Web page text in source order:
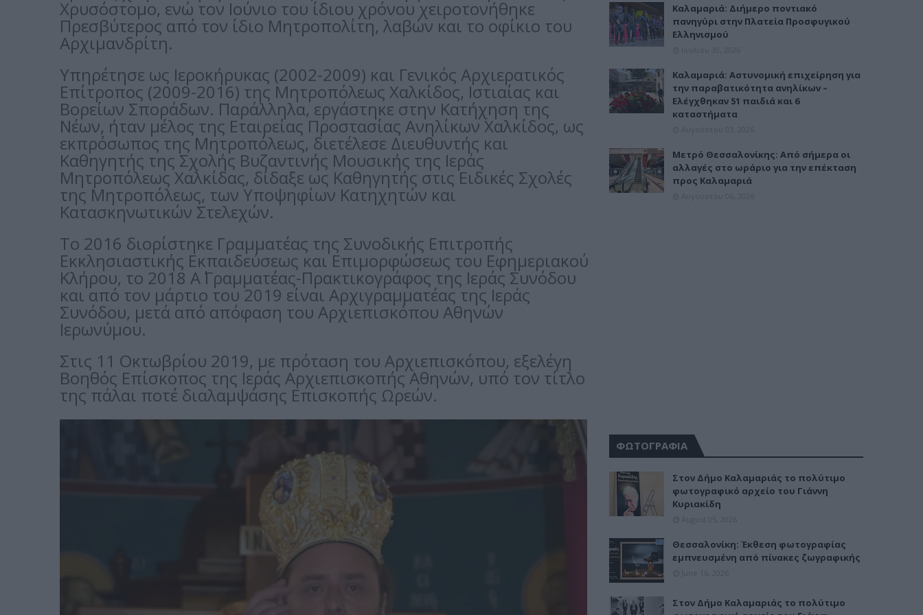
Χρυσόστομο, ενώ τον Ιούνιο του ίδιου χρόνου χειροτονήθηκε
Πρεσβύτερος από τον ίδιο Μητροπολίτη, λαβών και το οφίκιο του
Αρχιμανδρίτη.
Υπηρέτησε ως Ιεροκήρυκας (2002-2009) και Γενικός Αρχιερατικός
Επίτροπος (2009-2016) της Μητροπόλεως Χαλκίδος, Ιστιαίας και
Βορείων Σποράδων. Παράλληλα, εργάστηκε στην Κατήχηση της
Νέων, ήταν μέλος της Εταιρείας Προστασίας Ανηλίκων Χαλκίδος, ως
εκπρόσωπος της Μητροπόλεως, διετέλεσε Διευθυντής και
Καθηγητής της Σχολής Βυζαντινής Μουσικής της Ιεράς
Μητροπόλεως Χαλκίδας, δίδαξε ως Καθηγητής στις Ειδικές Σχολές
της Μητροπόλεως, των Υποψηφίων Κατηχητών και
Κατασκηνωτικών Στελεχών.
Το 2016 διορίστηκε Γραμματέας της Συνοδικής Επιτροπής
Εκκλησιαστικής Εκπαιδεύσεως και Επιμορφώσεως του Εφημεριακού
Κλήρου, το 2018 Α΄ Γραμματέας-Πρακτικογράφος της Ιεράς Συνόδου
και από τον μάρτιο του 2019 είναι Αρχιγραμματέας της Ιεράς
Συνόδου, μετά από απόφαση του Αρχιεπισκόπου Αθηνών
Ιερωνύμου.
Στις 11 Οκτωβρίου 2019, με πρόταση του Αρχιεπισκόπου, εξελέγη
Βοηθός Επίσκοπος της Ιεράς Αρχιεπισκοπής Αθηνών, υπό τον τίτλο
της πάλαι ποτέ διαλαμψάσης Επισκοπής Ωρεών.
Καλαμαριά: Διήμερο ποντιακό
πανηγύρι στην Πλατεία Προσφυγικού
Ελληνισμού
Καλαμαριά: Αστυνομική επιχείρηση για
την παραβατικότητα ανηλίκων –
Ελέγχθηκαν 51 παιδιά και 6
καταστήματα
Μετρό Θεσσαλονίκης: Από σήμερα οι
αλλαγές στο ωράριο για την επέκταση
προς Καλαμαριά
ΦΩΤΟΓΡΑΦΙΑ
Στον Δήμο Καλαμαριάς το πολύτιμο
φωτογραφικό αρχείο του Γιάννη
Κυριακίδη
Θεσσαλονίκη: Έκθεση φωτογραφίας
εμπνευσμένη από πίνακες ζωγραφικής
Στον Δήμο Καλαμαριάς το πολύτιμο